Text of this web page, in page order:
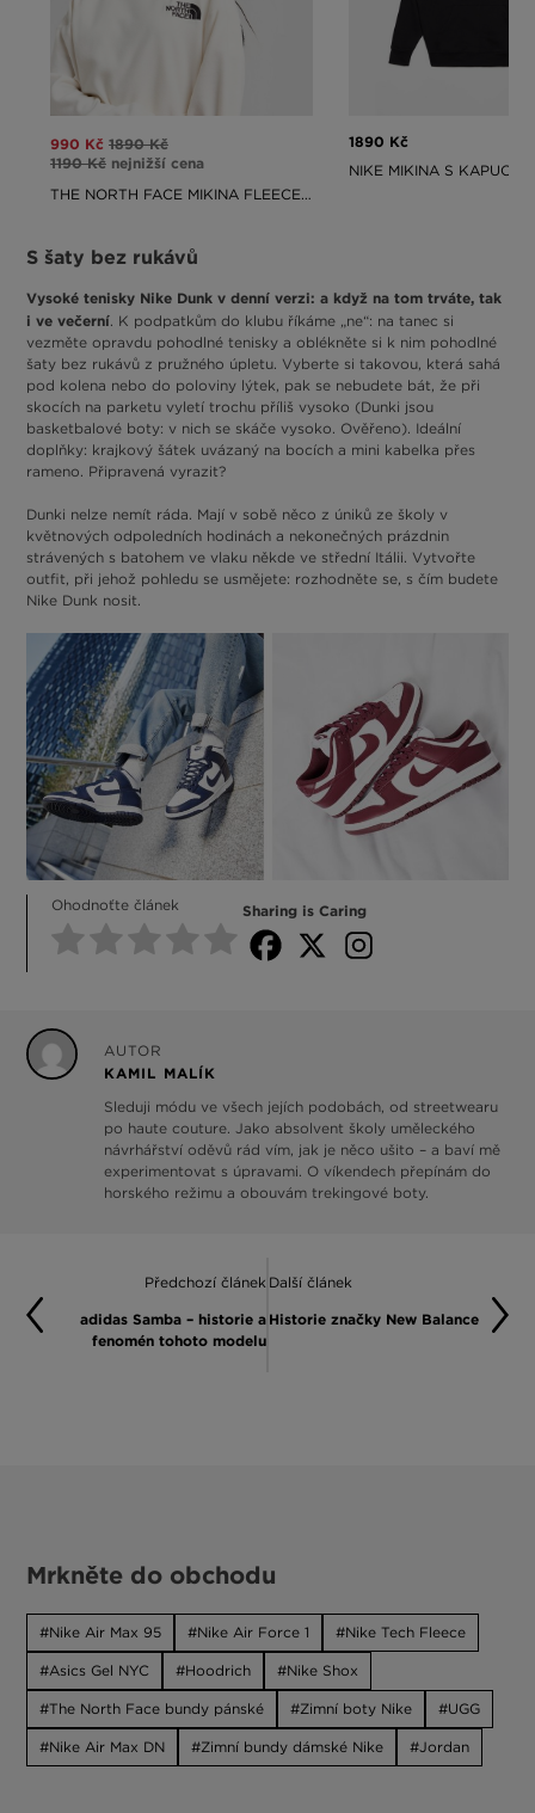
990 Kč 1890 Kč
1190 Kč nejnižší cena
THE NORTH FACE MIKINA FLEECE MIKINA BONETE
1890 Kč
NIKE MIKINA S KAPUCÍ
S šaty bez rukávů
Vysoké tenisky Nike Dunk v denní verzi: a když na tom trváte, tak
i ve večerní. K podpatkům do klubu říkáme „ne“: na tanec si
vezměte opravdu pohodlné tenisky a oblékněte si k nim pohodlné
šaty bez rukávů z pružného úpletu. Vyberte si takovou, která sahá
pod kolena nebo do poloviny lýtek, pak se nebudete bát, že při
skocích na parketu vyletí trochu příliš vysoko (Dunki jsou
basketbalové boty: v nich se skáče vysoko. Ověřeno). Ideální
doplňky: krajkový šátek uvázaný na bocích a mini kabelka přes
rameno. Připravená vyrazit?
Dunki nelze nemít ráda. Mají v sobě něco z úniků ze školy v
květnových odpoledních hodinách a nekonečných prázdnin
strávených s batohem ve vlaku někde ve střední Itálii. Vytvořte
outfit, při jehož pohledu se usmějete: rozhodněte se, s čím budete
Nike Dunk nosit.
Ohodnoťte článek Sharing is Caring
AUTOR
KAMIL MALÍK
Sleduji módu ve všech jejích podobách, od streetwearu
po haute couture. Jako absolvent školy uměleckého
návrhářství oděvů rád vím, jak je něco ušito – a baví mě
experimentovat s úpravami. O víkendech přepínám do
horského režimu a obouvám trekingové boty.
Předchozí článek
adidas Samba – historie a
fenomén tohoto modelu
Další článek
Historie značky New Balance
Mrkněte do obchodu
Nike Air Max 95 Nike Air Force 1 Nike Tech Fleece
Asics Gel NYC Hoodrich Nike Shox
The North Face bundy pánské Zimní boty Nike UGG
Nike Air Max DN Zimní bundy dámské Nike Jordan